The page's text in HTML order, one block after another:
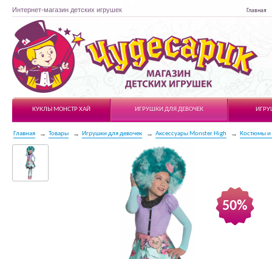
Интернет-магазин детских игрушек Главная
Чудесарик
КУКЛЫ МОНСТР ХАЙ
ИГРУШКИ ДЛЯ ДЕВОЧЕК
Главная Товары Игрушки для девочек Аксессуары Monster High Костюмы и
50%